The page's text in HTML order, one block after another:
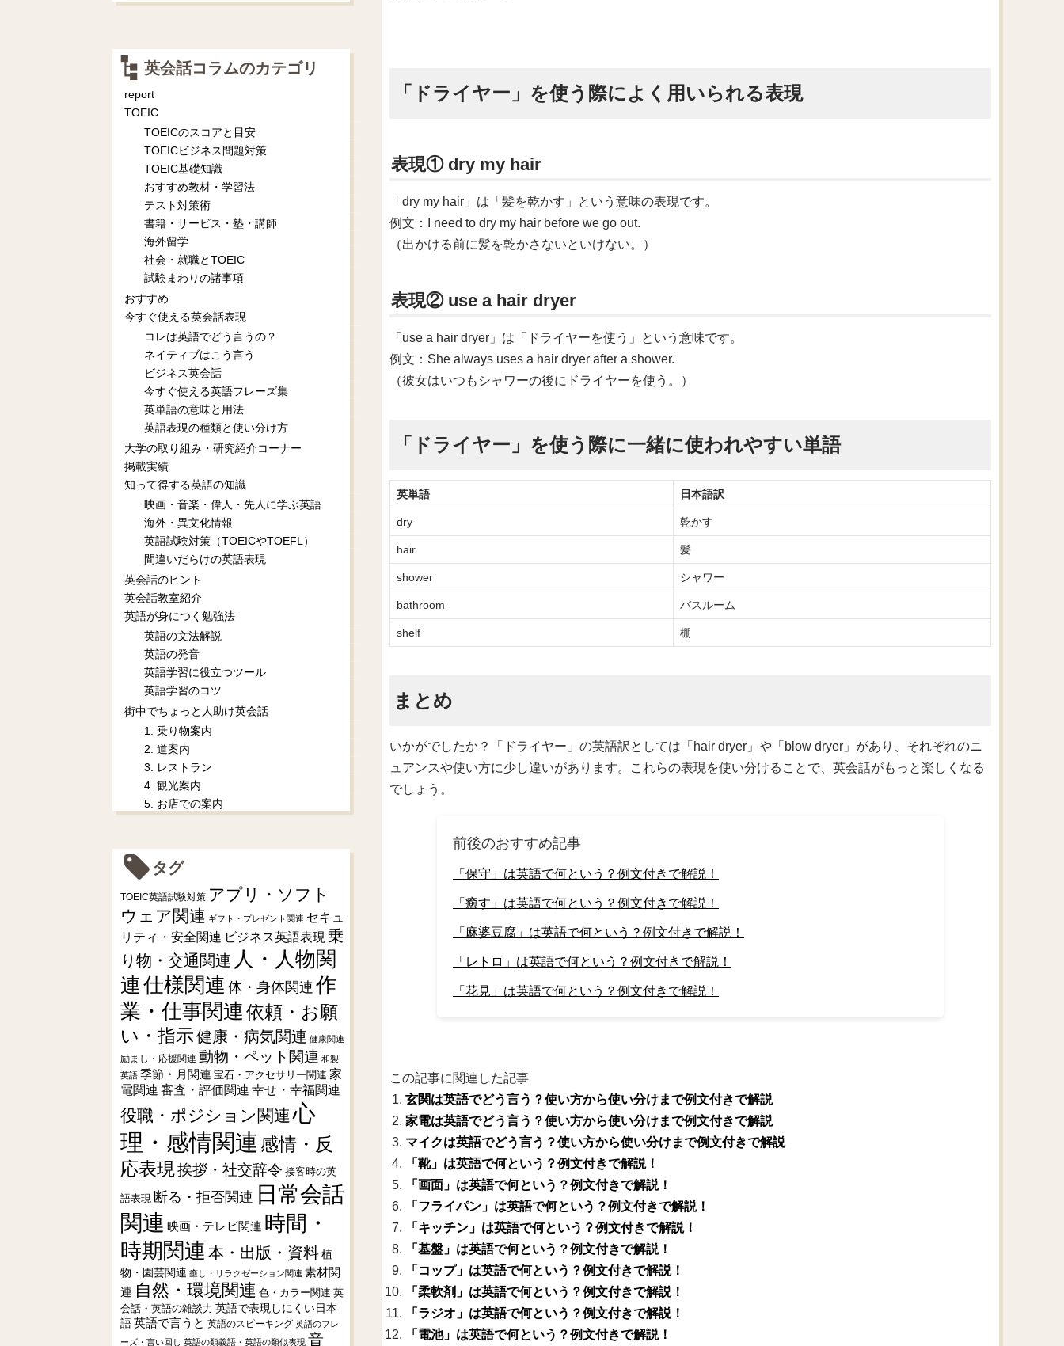
「ドライヤー」を使う際によく用いられる表現
表現① dry my hair
「dry my hair」は「髪を乾かす」という意味の表現です。
例文：I need to dry my hair before we go out.
（出かける前に髪を乾かさないといけない。）
表現② use a hair dryer
「use a hair dryer」は「ドライヤーを使う」という意味です。
例文：She always uses a hair dryer after a shower.
（彼女はいつもシャワーの後にドライヤーを使う。）
「ドライヤー」を使う際に一緒に使われやすい単語
英単語 日本語訳
dry 乾かす
hair 髪
shower シャワー
bathroom バスルーム
shelf 棚
まとめ
いかがでしたか？「ドライヤー」の英語訳としては「hair dryer」や「blow dryer」があり、それぞれのニ
ュアンスや使い方に少し違いがあります。これらの表現を使い分けることで、英会話がもっと楽しくなる
でしょう。
前後のおすすめ記事
「保守」は英語で何という？例文付きで解説！
「癒す」は英語で何という？例文付きで解説！
「麻婆豆腐」は英語で何という？例文付きで解説！
「レトロ」は英語で何という？例文付きで解説！
「花見」は英語で何という？例文付きで解説！
この記事に関連した記事
玄関は英語でどう言う？使い方から使い分けまで例文付きで解説
家電は英語でどう言う？使い方から使い分けまで例文付きで解説
マイクは英語でどう言う？使い方から使い分けまで例文付きで解説
「靴」は英語で何という？例文付きで解説！
「画面」は英語で何という？例文付きで解説！
「フライパン」は英語で何という？例文付きで解説！
「キッチン」は英語で何という？例文付きで解説！
「基盤」は英語で何という？例文付きで解説！
「コップ」は英語で何という？例文付きで解説！
「柔軟剤」は英語で何という？例文付きで解説！
「ラジオ」は英語で何という？例文付きで解説！
「電池」は英語で何という？例文付きで解説！
英会話コラムのカテゴリ
report
TOEIC
TOEICのスコアと目安
TOEICビジネス問題対策
TOEIC基礎知識
おすすめ教材・学習法
テスト対策術
書籍・サービス・塾・講師
海外留学
社会・就職とTOEIC
試験まわりの諸事項
おすすめ
今すぐ使える英会話表現
コレは英語でどう言うの？
ネイティブはこう言う
ビジネス英会話
今すぐ使える英語フレーズ集
英単語の意味と用法
英語表現の種類と使い分け方
大学の取り組み・研究紹介コーナー
掲載実績
知って得する英語の知識
映画・音楽・偉人・先人に学ぶ英語
海外・異文化情報
英語試験対策（TOEICやTOEFL）
間違いだらけの英語表現
英会話のヒント
英会話教室紹介
英語が身につく勉強法
英語の文法解説
英語の発音
英語学習に役立つツール
英語学習のコツ
街中でちょっと人助け英会話
1. 乗り物案内
2. 道案内
3. レストラン
4. 観光案内
5. お店での案内
タグ
TOEIC英語試験対策 アプリ・ソフト
ウェア関連 ギフト・プレゼント関連 セキュ
リティ・安全関連 ビジネス英語表現 乗
り物・交通関連 人・人物関
連仕様関連 体・身体関連 作
業・仕事関連依頼・お願
い・指示健康・病気関連 健康関連
励まし・応援関連 動物・ペット関連 和製
英語 季節・月関連 宝石・アクセサリー関連 家
電関連 審査・評価関連 幸せ・幸福関連
役職・ポジション関連 心
理・感情関連 感情・反
応表現挨拶・社交辞令 接客時の英
語表現 断る・拒否関連 日常会話
関連 映画・テレビ関連 時間・
時期関連 本・出版・資料植
物・園芸関連 癒し・リラクゼーション関連 素材関
連 自然・環境関連 色・カラー関連 英
会話・英語の雑談力 英語で表現しにくい日本
語 英語で言うと 英語のスピーキング 英語のフレ
ーズ・言い回し 英語の類義語・英語の類似表現 音